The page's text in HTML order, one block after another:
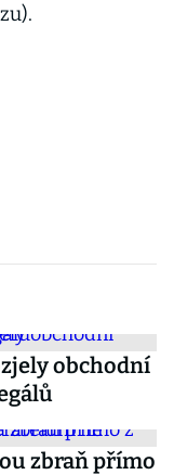
obchodní
zbraň přímo